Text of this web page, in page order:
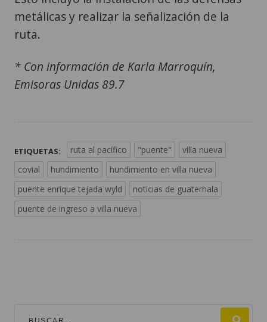
metálicas y realizar la señalización de la
ruta.
* Con información de Karla Marroquín,
Emisoras Unidas 89.7
ETIQUETAS: ruta al pacífico "puente"
villa nueva
covial
hundimiento
hundimiento en villa nueva
puente enrique tejada wyld
noticias de guatemala
puente de ingreso a villa nueva